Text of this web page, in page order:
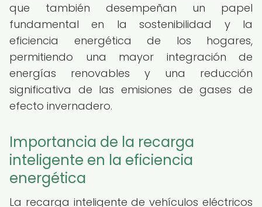
que también desempeñan un papel
fundamental en la sostenibilidad y la
eficiencia energética de los hogares,
permitiendo una mayor integración de
energías renovables y una reducción
significativa de las emisiones de gases de
efecto invernadero.
Importancia de la recarga
inteligente en la eficiencia
energética
La recarga inteligente de vehículos eléctricos